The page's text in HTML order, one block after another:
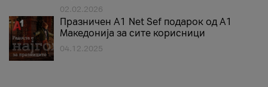
02.02.2026
Празничен A1 Net Sеf подарок од А1
Македонија за сите корисници
04.12.2025